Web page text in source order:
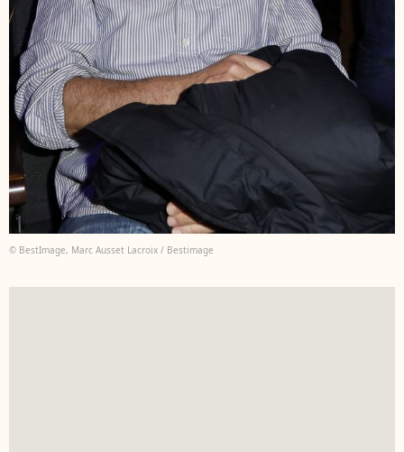
© BestImage, Marc Ausset Lacroix / Bestimage